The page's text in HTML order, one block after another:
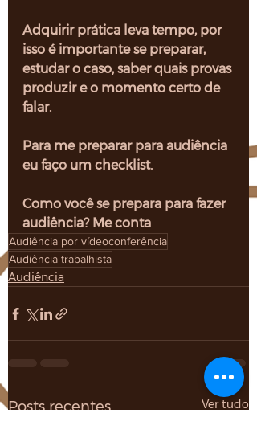
Adquirir prática leva tempo, por
isso é importante se preparar,
estudar o caso, saber quais provas
produzir e o momento certo de
falar.
Para me preparar para audiência
eu faço um checklist.
Como você se prepara para fazer
audiência? Me conta
Audiência por vídeoconferência
Audiência trabalhista
Audiência
Posts recentes Ver tudo